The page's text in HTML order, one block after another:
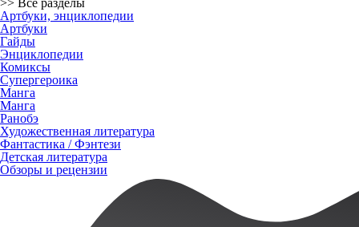
>> Все разделы
Артбуки, энциклопедии
Артбуки
Гайды
Энциклопедии
Комиксы
Супергероика
Манга
Манга
Ранобэ
Художественная литература
Фантастика / Фэнтези
Детская литература
Обзоры и рецензии